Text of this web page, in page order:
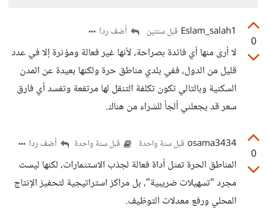
0
Eslam_salah1 قبل سنتين أضف ردا
لا أرى منها أي فائدة بصراحة، لأنها غير فعالة ومؤثرة إلا في عدد
قليل من الدول، ففي بلدي مناطق حرة ولكنها بعيدة عن المدن
السكنية وبالتالي تكون تكلفة التنقل لها مرتفعة وتفسد أي فارق
سعر قد يجعلني ألجأ للشراء من هناك.
0
osama3434 قبل سنة واحدة قبل سنة واحدة أضف ردا
المناطق الحرة تمثل أداة فعالة لجذب الاستثمارات، لكنها ليست
مجرد "تسهيلات ضريبية"، بل مراكز استراتيجية لتحفيز الإنتاج
المحلي ورفع معدلات التوظيف.